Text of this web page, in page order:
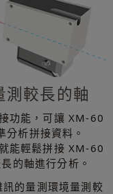
較長的軸
功能，可讓 XM-60
析拼接資料。
能輕鬆拼接 XM-60
的軸進行分析。
的量測環境量測較